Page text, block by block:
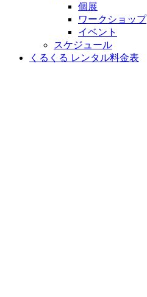
個展
ワークショップ
イベント
スケジュール
くるくる レンタル料金表